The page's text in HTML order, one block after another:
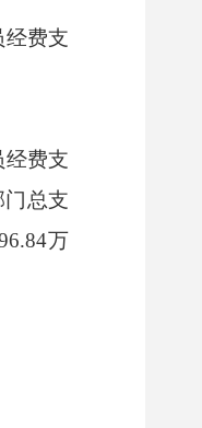
经费支
经费支
门总支
万